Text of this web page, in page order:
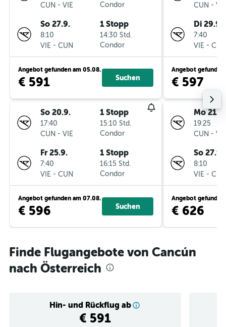
CUN - VIE
Condor
So 27.9.
8:10
VIE - CUN
1 Stopp
14:30 Std.
Condor
Angebot gefunden am 05.08.
€ 591 Suchen
So 20.9.
17:40
CUN - VIE
1 Stopp
15:10 Std.
Condor
Fr 25.9.
7:40
VIE - CUN
1 Stopp
16:15 Std.
Condor
Angebot gefunden am 07.08.
€ 596 Suchen
CUN - VIE
Di 29.9.
7:40
VIE - CUN
Angebot gefunden
€ 597
Mo 21.9.
19:25
CUN - VIE
So 27.9.
8:10
VIE - CUN
Angebot gefunden
€ 626
Finde Flugangebote von Cancún
nach Österreich
Hin- und Rückflug ab
€ 591